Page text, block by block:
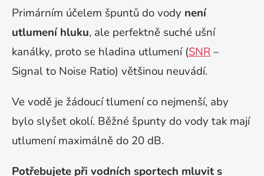
Primárním účelem špuntů do vody není
utlumení hluku, ale perfektně suché ušní
kanálky, proto se hladina utlumení (SNR–
Signal to Noise Ratio) většinou neuvádí.
Ve vodě je žádoucí tlumení co nejmenší, aby
bylo slyšet okolí. Běžné špunty do vody tak mají
utlumení maximálně do 20 dB.
Potřebujete při vodních sportech mluvit s